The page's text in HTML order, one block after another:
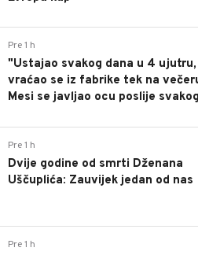
Pre 1 h
"Ustajao svakog dana u 4 ujutru,
vraćao se iz fabrike tek na
Mesi se javljao ocu poslije
Pre 1 h
Dvije godine od smrti Dženana
Uščuplića: Zauvijek jedan od nas
Pre 1 h